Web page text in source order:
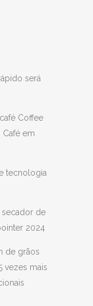
será
Coffee
Café em
tecnologia
secador de
2024
de grãos
vezes mais